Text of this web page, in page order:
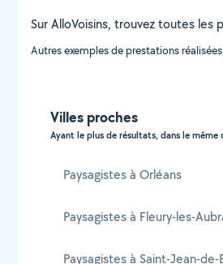
Sur AlloVoisins, trouvez toutes
Autres exemples de prestations
Villes proches
Ayant le plus de résultats, dans le
Paysagistes à Orléans
Paysagistes à Fleury-les-
Paysagistes à Saint-Jean-de-